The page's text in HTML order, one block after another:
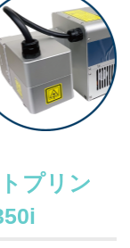
プリン